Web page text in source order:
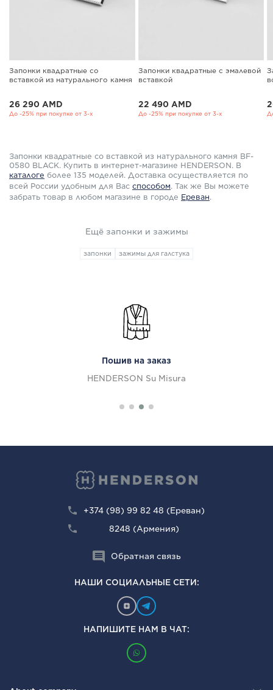
Запонки квадратные со
вставкой из натурального камня
26 290 AMD
До -25% при покупке от 3-х
Запонки квадратные с эмалевой
вставкой
22 490 AMD
До -25% при покупке от 3-х
Запонки квадратные со вставкой из натурального камня BF-
0580 BLACK. Купить в интернет-магазине HENDERSON. В
каталоге более 135 моделей. Доставка осуществляется по
всей России удобным для Вас способом. Так же Вы можете
забрать товар в любом магазине в городе Ереван.
Ещё запонки и зажимы
запонки зажимы для галстука
Пошив на заказ
HENDERSON Su Misura
+374 (98) 99 82 48 (Ереван)
8248 (Армения)
Обратная связь
НАШИ СОЦИАЛЬНЫЕ СЕТИ:
НАПИШИТЕ НАМ В ЧАТ: